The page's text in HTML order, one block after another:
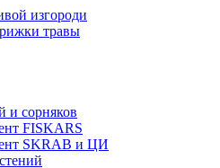
изгороди
травы
и сорняков
FISKARS
SKRAB и ЦИ